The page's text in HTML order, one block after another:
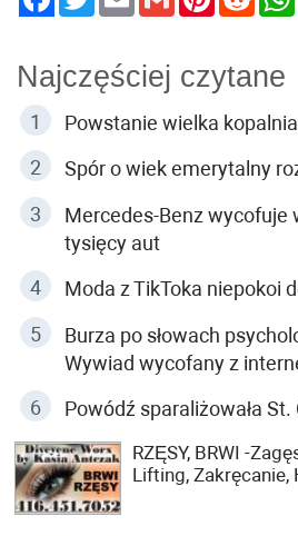
Najczęściej czytane
Powstanie wielka
Spór o wiek emerytalny
Mercedes-Benz wycofuje
tysięcy aut
Moda z TikToka niepokoi
Burza po słowach
Wywiad wycofany z
Powódź sparaliżowała
RZĘSY, BRWI -
Lifting, Zakręcanie,